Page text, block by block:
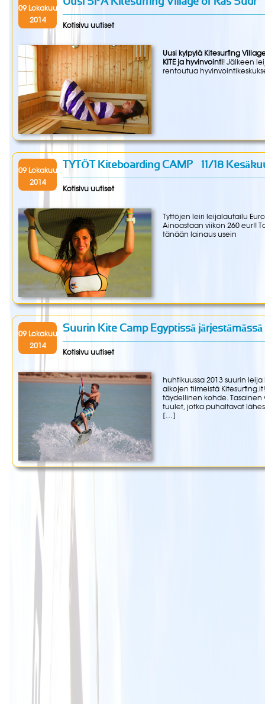
09 Lokakuu
2014
Uusi SPA Kitesurfing Village of Ras Sudr
Kotisivu uutiset
Uusi kylpylä Kitesurfing
KITE ja hyvinvointi! Jälkeen
rentoutua
09 Lokakuu
2014
TYTÖT Kiteboarding CAMP – 11/18
Kotisivu uutiset
Tyttöjen leiri leijalautailu
Ainoastaan ​​viikon 260 eur!!
tänään lainaus usein
09 Lokakuu
2014
Suurin Kite Camp Egyptissä
Kotisivu uutiset
huhtikuussa 2013 suurin
aikojen tiimeistä
täydellinen kohde. Tasainen
tuulet, jotka puhaltavat
[…]